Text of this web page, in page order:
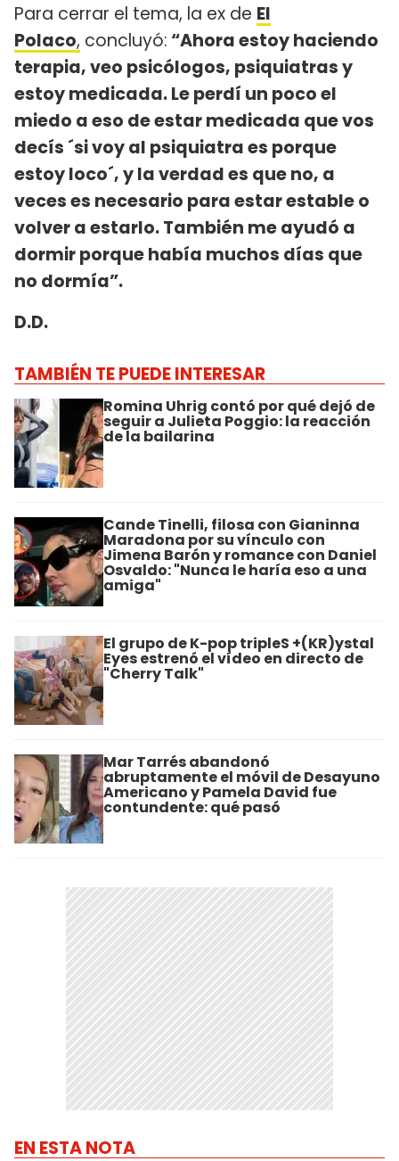
Para cerrar el tema, la ex de El
Polaco, concluyó: “Ahora estoy haciendo
terapia, veo psicólogos, psiquiatras y
estoy medicada. Le perdí un poco el
miedo a eso de estar medicada que vos
decís ´si voy al psiquiatra es porque
estoy loco´, y la verdad es que no, a
veces es necesario para estar estable o
volver a estarlo. También me ayudó a
dormir porque había muchos días que
no dormía”.
D.D.
TAMBIÉN TE PUEDE INTERESAR
Romina Uhrig contó por qué dejó de
seguir a Julieta Poggio: la reacción
de la bailarina
Cande Tinelli, filosa con Gianinna
Maradona por su vínculo con
Jimena Barón y romance con Daniel
Osvaldo: "Nunca le haría eso a una
amiga"
El grupo de K-pop tripleS +(KR)ystal
Eyes estrenó el vídeo en directo de
"Cherry Talk"
Mar Tarrés abandonó
abruptamente el móvil de Desayuno
Americano y Pamela David fue
contundente: qué pasó
EN ESTA NOTA